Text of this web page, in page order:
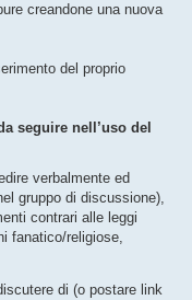
creandone una nuova
del proprio
seguire nell’uso del
verbalmente ed
gruppo di discussione),
contrari alle leggi
fanatico/religiose,
di (o postare link